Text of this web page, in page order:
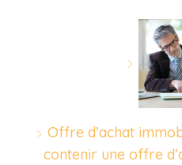
Offre d’achat
contenir une offre